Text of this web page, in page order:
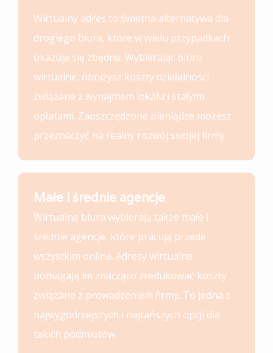
Wirtualny adres to świetna alternatywa dla
drogiego biura, które w wielu przypadkach
okazuje się zbędne. Wybierając biuro
wirtualne, obniżysz koszty działalności
związane z wynajmem lokalu i stałymi
opłatami. Zaoszczędzone pieniądze możesz
przeznaczyć na realny rozwój swojej firmy.
Małe i średnie agencje
Wirtualne biura wybierają także małe i
średnie agencje, które pracują przede
wszystkim online. Adresy wirtualne
pomagają im znacząco zredukować koszty
związane z prowadzeniem firmy. To jedna z
najwygodniejszych i najtańszych opcji dla
takich podmiotów.